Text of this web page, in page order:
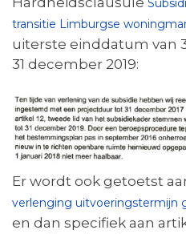
transitie Limburgse
uiterste einddatum van
31 december 2019:
Er wordt ook getoetst
verlenging uitvoeringstermijn
en dan specifiek aan